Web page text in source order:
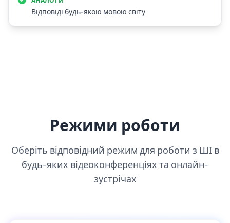
Відповіді будь-якою мовою світу
Режими роботи
Оберіть відповідний режим для роботи з ШІ в
будь-яких відеоконференціях та онлайн-
зустрічах